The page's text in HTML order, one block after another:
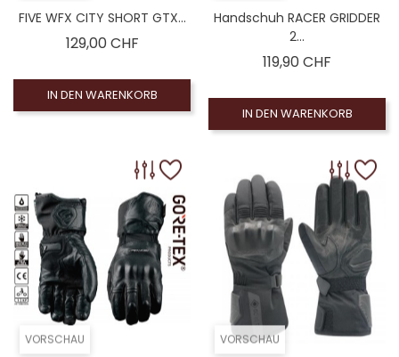
FIVE WFX CITY SHORT GTX...
129,00 CHFPreis
IN DEN WARENKORB
Handschuh RACER GRIDDER
2...
119,90 CHF
IN DEN WARENKORB
VORSCHAU VORSCHAU